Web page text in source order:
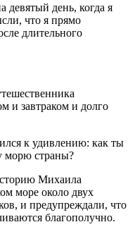
день, когда я
что я прямо
длительного
и завтраком и долго
к удивлению: как ты
морю страны?
Михаила
море около двух
и предупреждали, что
благополучно.